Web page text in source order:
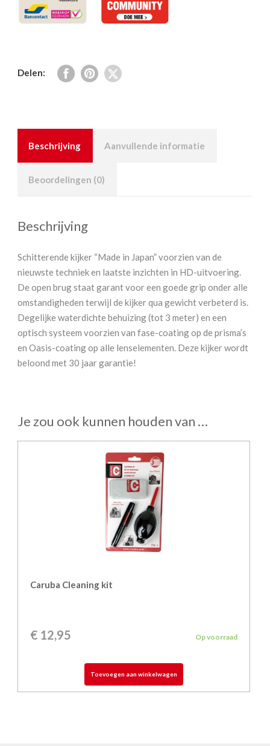
Delen:
Beschrijving Aanvullende informatie
Beoordelingen (0)
Beschrijving
Schitterende kijker “Made in Japan” voorzien van de
nieuwste techniek en laatste inzichten in HD-uitvoering.
De open brug staat garant voor een goede grip onder alle
omstandigheden terwijl de kijker qua gewicht verbeterd is.
Degelijke waterdichte behuizing (tot 3 meter) en een
optisch systeem voorzien van fase-coating op de prisma’s
en Oasis-coating op alle lenselementen. Deze kijker wordt
beloond met 30 jaar garantie!
Je zou ook kunnen houden van …
Caruba Cleaning kit
€ 12,95 Op voorraad
Toevoegen aan winkelwagen